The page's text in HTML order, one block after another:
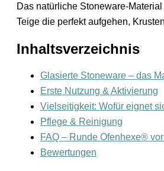
Das natürliche Stoneware-
Teige die perfekt aufgehen,
Inhaltsverzeichnis
Glasierte Stoneware – das
Erste Nutzung & Aktivierung
Vielseitigkeit: Wofür eignet
Pflege & Reinigung
FAQ – Runde Ofenhexe®
Bewertungen